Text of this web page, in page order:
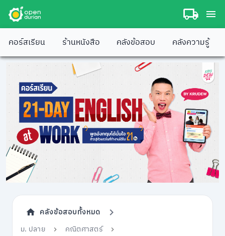
คอร์สเรียน ร้านหนังสือ คลังข้อสอบ คลังความรู้
คลังข้อสอบทั้งหมด
ม. ปลาย
คณิตศาสตร์